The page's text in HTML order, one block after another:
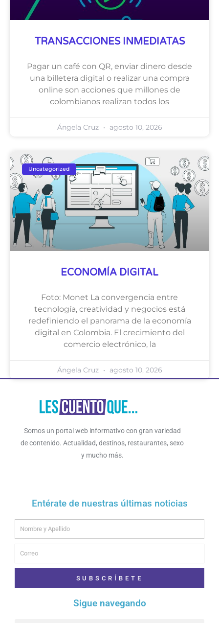
TRANSACCIONES INMEDIATAS
Pagar un café con QR, enviar dinero desde
una billetera digital o realizar una compra
online son acciones que millones de
colombianos realizan todos los
Ángela Cruz agosto 10, 2026
Uncategorized
ECONOMÍA DIGITAL
Foto: Monet La convergencia entre
tecnología, creatividad y negocios está
redefiniendo el panorama de la economía
digital en Colombia. El crecimiento del
comercio electrónico, la
Ángela Cruz agosto 10, 2026
Somos un portal web informativo con gran variedad
de contenido. Actualidad, destinos, restaurantes, sexo
y mucho más.
Entérate de nuestras últimas noticias
SUBSCRÍBETE
Sigue navegando